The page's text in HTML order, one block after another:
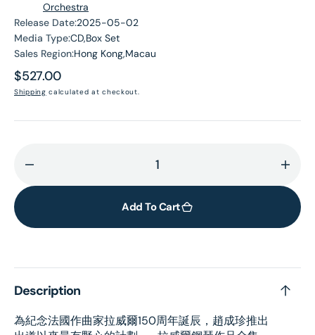
Orchestra
Release Date:2025-05-02
Media Type:CD,Box Set
Sales Region:Hong Kong,Macau
Regular
price
$527.00
Shipping calculated at checkout.
quantity
Ravel:The
Piano
Works
Concertos
for
Add To Cart
Description
為紀念法國作曲家拉威爾150周年誕辰，趙成珍推出